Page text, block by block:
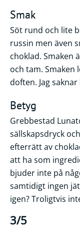
Smak
Söt rund och lite
russin men även
choklad. Smaken
och tam. Smaken
doften. Jag
Betyg
Grebbestad
sällskapsdryck
efterrätt av
att ha som
bjuder inte på
samtidigt ingen
igen? Troligtvis
3/5